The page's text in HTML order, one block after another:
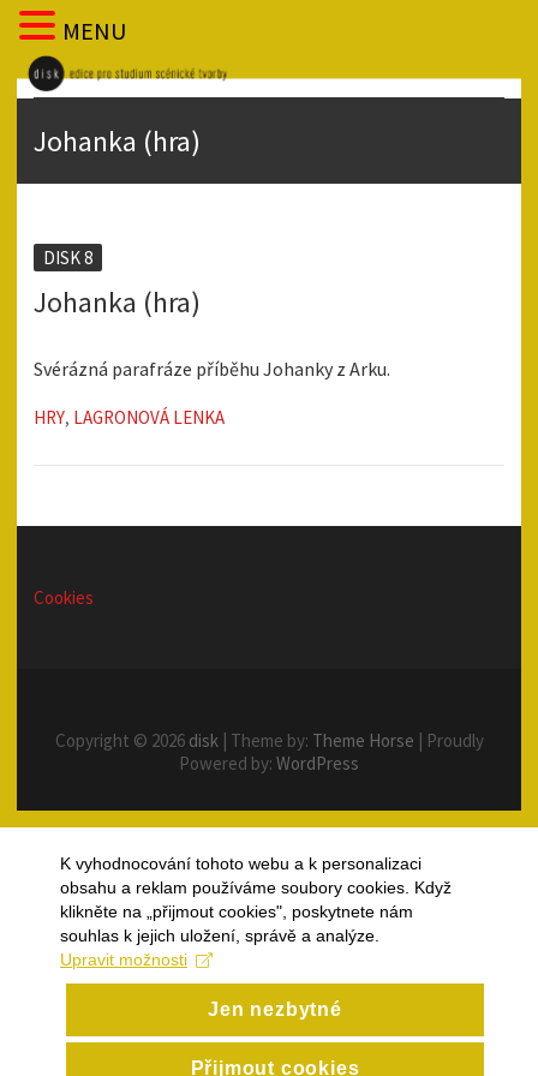
Johanka (hra)
DISK 8
Johanka (hra)
Svérázná parafráze příběhu Johanky z Arku.
HRY, LAGRONOVÁ LENKA
Cookies
Copyright © 2026 disk| Theme by: Theme Horse | Proudly
Powered by: WordPress
MENU
K vyhodnocování tohoto webu a k personalizaci
obsahu a reklam používáme soubory cookies. Když
klikněte na „přijmout cookies", poskytnete nám
souhlas k jejich uložení, správě a analýze.
Upravit možnosti
Jen nezbytné
Přijmout cookies